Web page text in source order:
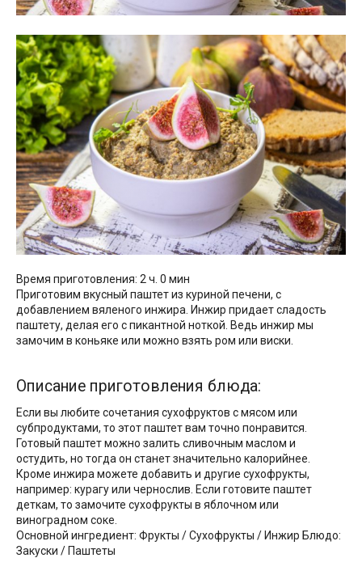
Время приготовления: 2 ч. 0 мин
Приготовим вкусный паштет из куриной печени, с
добавлением вяленого инжира. Инжир придает сладость
паштету, делая его с пикантной ноткой. Ведь инжир мы
замочим в коньяке или можно взять ром или виски.
Описание приготовления блюда:
Если вы любите сочетания сухофруктов с мясом или
субпродуктами, то этот паштет вам точно понравится.
Готовый паштет можно залить сливочным маслом и
остудить, но тогда он станет значительно калорийнее.
Кроме инжира можете добавить и другие сухофрукты,
например: курагу или чернослив. Если готовите паштет
деткам, то замочите сухофрукты в яблочном или
виноградном соке.
Основной ингредиент: Фрукты / Сухофрукты / Инжир Блюдо:
Закуски / Паштеты